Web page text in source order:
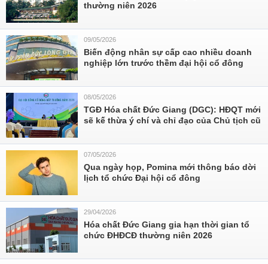
thường niên 2026
09/05/2026
Biến động nhân sự cấp cao nhiều doanh
nghiệp lớn trước thềm đại hội cổ đông
08/05/2026
TGĐ Hóa chất Đức Giang (DGC): HĐQT mới
sẽ kế thừa ý chí và chỉ đạo của Chủ tịch cũ
07/05/2026
Qua ngày họp, Pomina mới thông báo dời
lịch tổ chức Đại hội cổ đông
29/04/2026
Hóa chất Đức Giang gia hạn thời gian tổ
chức ĐHĐCĐ thường niên 2026